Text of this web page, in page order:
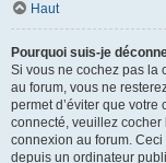
Haut
Pourquoi suis-je
Si vous ne cochez pas la
au forum, vous ne
permet d’éviter que votre
connecté, veuillez cocher
connexion au forum.
depuis un ordinateur